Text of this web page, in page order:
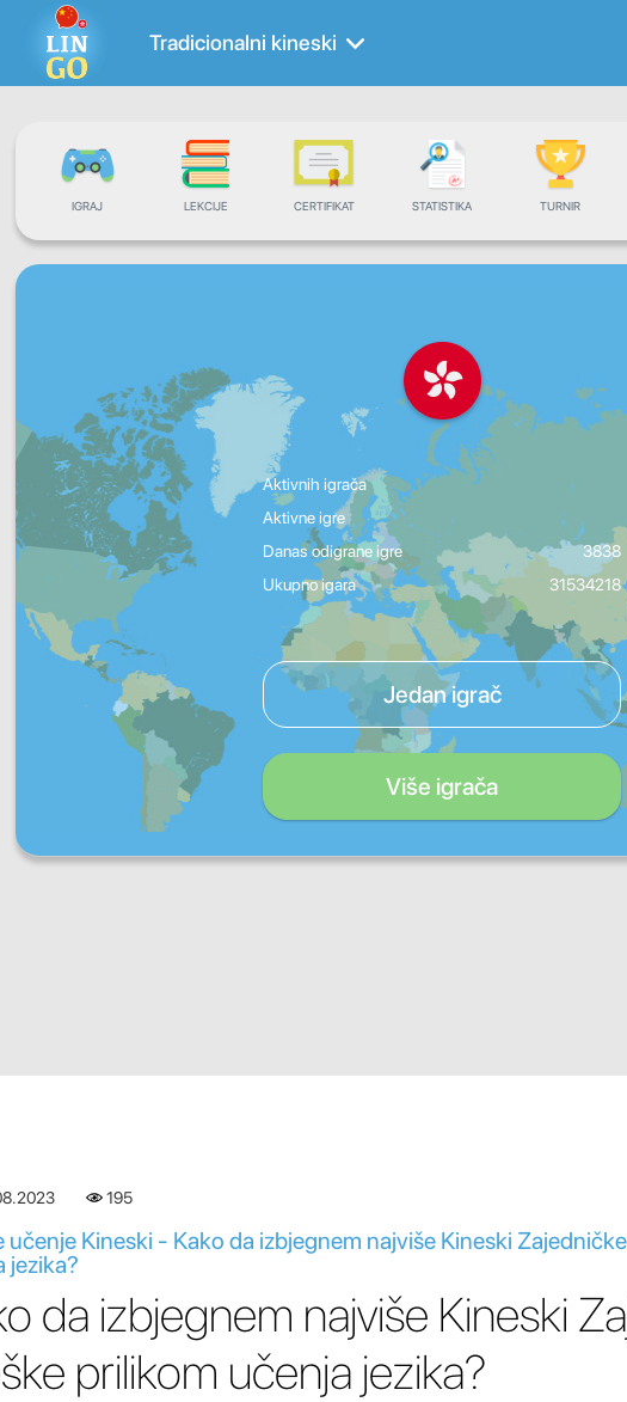
Tradicionalni kineski
IGRAJ LEKCIJE CERTIFIKAT STATISTIKA TURNIR
Aktivnih igrača
Aktivne igre
Danas odigrane igre
3838
Ukupno igara
31534218
Jedan igrač
Više igrača
195
učenje Kineski - Kako da izbjegnem najviše Kineski
jezika?
da izbjegnem najviše Kineski
prilikom učenja jezika?